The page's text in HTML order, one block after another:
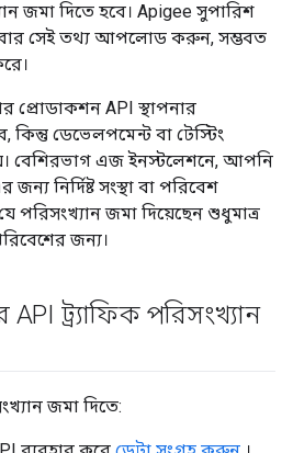
জমা দিতে হবে। Apigee সুপারিশ
সেই তথ্য আপলোড করুন, সম্ভবত
API স্থাপনার
কিন্তু ডেভেলপমেন্ট বা টেস্টিং
বেশিরভাগ এজ ইনস্টলেশনে, আপনি
নির্দিষ্ট সংস্থা বা পরিবেশ
পরিসংখ্যান জমা দিয়েছেন শুধুমাত্র
জন্য।
ট্র্যাফিক পরিসংখ্যান
জমা দিতে: